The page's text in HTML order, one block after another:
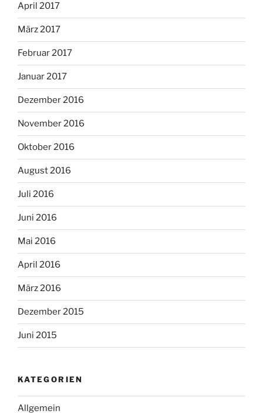
April 2017
März 2017
Februar 2017
Januar 2017
Dezember 2016
November 2016
Oktober 2016
August 2016
Juli 2016
Juni 2016
Mai 2016
April 2016
März 2016
Dezember 2015
Juni 2015
KATEGORIEN
Allgemein